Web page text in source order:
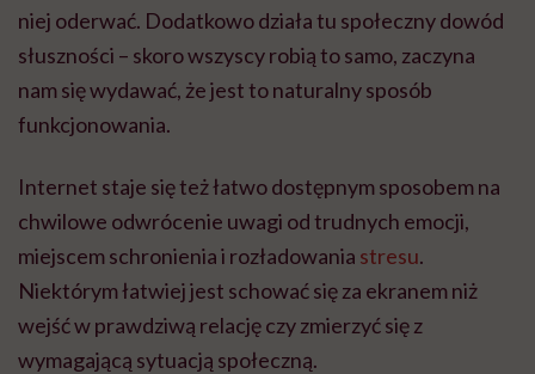
niej oderwać. Dodatkowo działa tu społeczny dowód
słuszności – skoro wszyscy robią to samo, zaczyna
nam się wydawać, że jest to naturalny sposób
funkcjonowania.
Internet staje się też łatwo dostępnym sposobem na
chwilowe odwrócenie uwagi od trudnych emocji,
miejscem schronienia i rozładowania stresu.
Niektórym łatwiej jest schować się za ekranem niż
wejść w prawdziwą relację czy zmierzyć się z
wymagającą sytuacją społeczną.